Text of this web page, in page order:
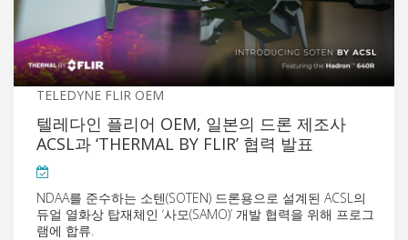
TELEDYNE FLIR OEM
텔레다인 플리어 OEM, 일본의 드론 제조사
ACSL과 ‘THERMAL BY FLIR’ 협력 발표
NDAA를 준수하는 소텐(SOTEN) 드론용으로 설계된 ACSL의
듀얼 열화상 탑재체인 ‘사모(SAMO)’ 개발 협력을 위해 프로그
램에 합류.